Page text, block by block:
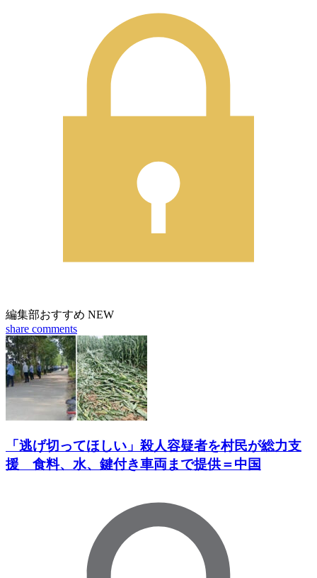
編集部おすすめ NEW
share comments
「逃げ切ってほしい」殺人容疑者を村民が総力支
援 食料、水、鍵付き車両まで提供＝中国